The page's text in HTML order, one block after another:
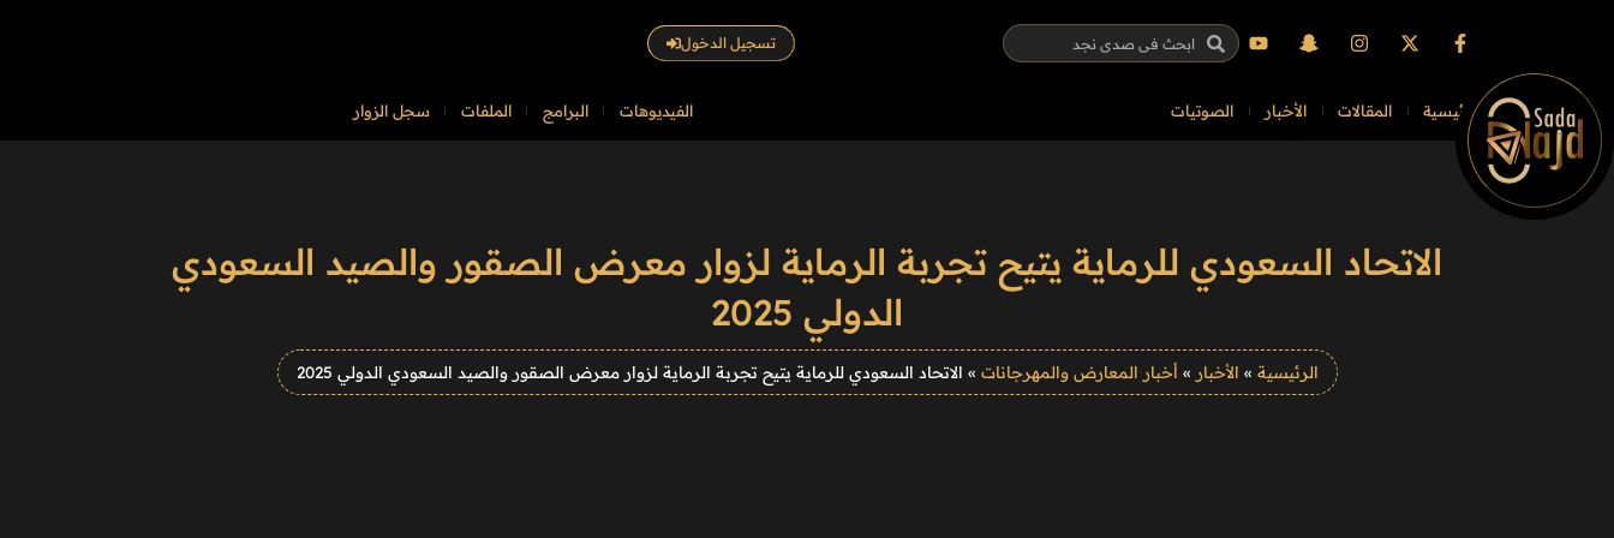
تسجيل الدخول
الرئيسية المقالات الأخبار الصوتيات الفيديوهات البرامج الملفات سجل الزوار
الاتحاد السعودي للرماية يتيح تجربة الرماية لزوار معرض الصقور والصيد السعودي
الدولي 2025
الرئيسية » الأخبار » أخبار المعارض والمهرجانات » الاتحاد السعودي للرماية يتيح تجربة الرماية لزوار معرض الصقور والصيد السعودي الدولي 2025